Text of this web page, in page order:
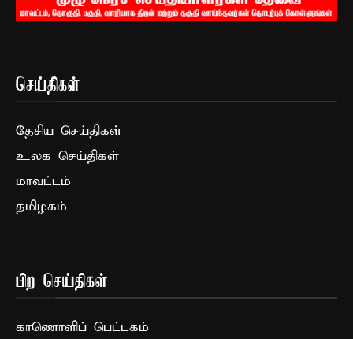
செய்திகள்
தேசிய செய்திகள்
உலக செய்திகள்
மாவட்டம்
தமிழகம்
பிற செய்திகள்
காணொளிப் பெட்டகம்